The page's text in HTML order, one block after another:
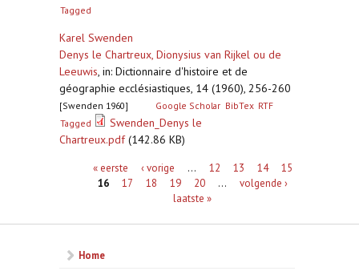
Tagged
Karel Swenden
Denys le Chartreux, Dionysius van Rijkel ou de
Leeuwis, in: Dictionnaire d'histoire et de
géographie ecclésiastiques, 14 (1960), 256-260
[Swenden 1960] Google Scholar BibTex RTF
Tagged
Swenden_Denys le
Chartreux.pdf(142.86 KB)
Pagina's« eerste ‹ vorige … 12 13 14
15
16
17 18 19 20 …
volgende ›
laatste »
Home